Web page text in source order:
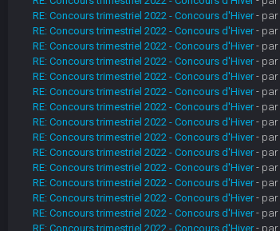
RE: Concours trimestriel 2022 - Concours d'Hiver - par
RE: Concours trimestriel 2022 - Concours d'Hiver - par
RE: Concours trimestriel 2022 - Concours d'Hiver - par
RE: Concours trimestriel 2022 - Concours d'Hiver - par
RE: Concours trimestriel 2022 - Concours d'Hiver - par
RE: Concours trimestriel 2022 - Concours d'Hiver - par
RE: Concours trimestriel 2022 - Concours d'Hiver - par
RE: Concours trimestriel 2022 - Concours d'Hiver - par
RE: Concours trimestriel 2022 - Concours d'Hiver - par
RE: Concours trimestriel 2022 - Concours d'Hiver - par
RE: Concours trimestriel 2022 - Concours d'Hiver - par
RE: Concours trimestriel 2022 - Concours d'Hiver - par
RE: Concours trimestriel 2022 - Concours d'Hiver - par
RE: Concours trimestriel 2022 - Concours d'Hiver - par
RE: Concours trimestriel 2022 - Concours d'Hiver - par